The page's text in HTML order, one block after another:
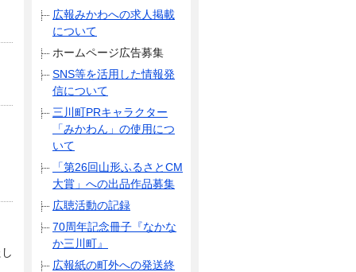
広報みかわへの求人掲載
について
ホームページ広告募集
SNS等を活用した情報発
信について
三川町PRキャラクター
「みかわん」の使用につ
いて
「第26回山形ふるさとCM
大賞」への出品作品募集
広聴活動の記録
70周年記念冊子『なかな
か三川町』
広報紙の町外への発送終